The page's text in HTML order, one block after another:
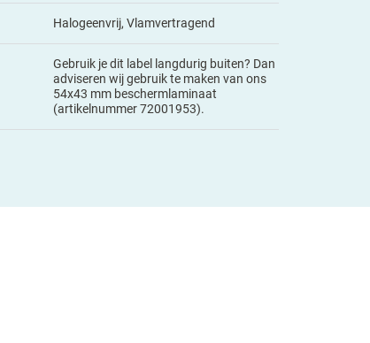
Halogeenvrij, Vlamvertragend
Gebruik je dit label langdurig buiten? Dan
adviseren wij gebruik te maken van ons
54x43 mm beschermlaminaat
(artikelnummer 72001953).